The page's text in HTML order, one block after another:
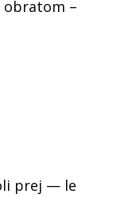
obratom –
prej — le